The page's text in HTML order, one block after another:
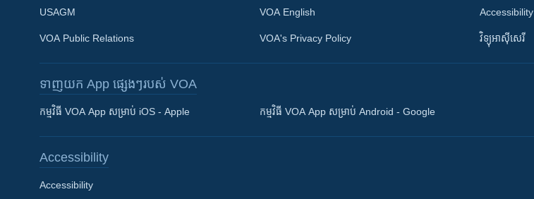
Khmer English
ភាសា
USAGM
VOA Public Relations
VOA English
VOA's Privacy Policy
Accessibility
វិទ្យុ​អាស៊ី​សេរី
ទាញយក​ App ផ្សេងៗ​របស់​ VOA
កម្មវិធី​ VOA App សម្រាប់ iOS - Apple កម្មវិធី​ VOA App សម្រាប់ Android - Google
Accessibility
Accessibility